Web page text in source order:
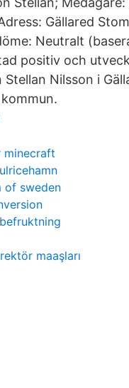
Gällared
Neutralt
positiv och
Nilsson i
minecraft
of sweden
maaşları